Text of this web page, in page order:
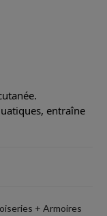
entraîne
+ Armoires